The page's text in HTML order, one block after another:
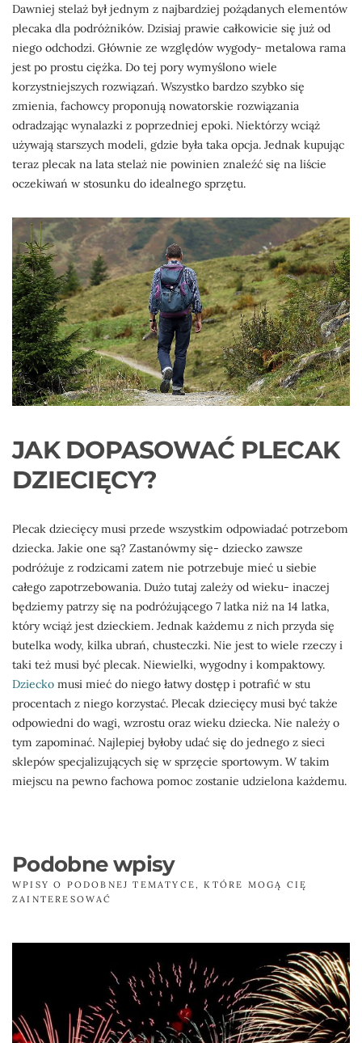
Dawniej stelaż był jednym z najbardziej pożądanych elementów
plecaka dla podróżników. Dzisiaj prawie całkowicie się już od
niego odchodzi. Głównie ze względów wygody- metalowa rama
jest po prostu ciężka. Do tej pory wymyślono wiele
korzystniejszych rozwiązań. Wszystko bardzo szybko się
zmienia, fachowcy proponują nowatorskie rozwiązania
odradzając wynalazki z poprzedniej epoki. Niektórzy wciąż
używają starszych modeli, gdzie była taka opcja. Jednak kupując
teraz plecak na lata stelaż nie powinien znaleźć się na liście
oczekiwań w stosunku do idealnego sprzętu.
JAK DOPASOWAĆ PLECAK
DZIECIĘCY?
Plecak dziecięcy musi przede wszystkim odpowiadać potrzebom
dziecka. Jakie one są? Zastanówmy się- dziecko zawsze
podróżuje z rodzicami zatem nie potrzebuje mieć u siebie
całego zapotrzebowania. Dużo tutaj zależy od wieku- inaczej
będziemy patrzy się na podróżującego 7 latka niż na 14 latka,
który wciąż jest dzieckiem. Jednak każdemu z nich przyda się
butelka wody, kilka ubrań, chusteczki. Nie jest to wiele rzeczy i
taki też musi być plecak. Niewielki, wygodny i kompaktowy.
Dziecko musi mieć do niego łatwy dostęp i potrafić w stu
procentach z niego korzystać. Plecak dziecięcy musi być także
odpowiedni do wagi, wzrostu oraz wieku dziecka. Nie należy o
tym zapominać. Najlepiej byłoby udać się do jednego z sieci
sklepów specjalizujących się w sprzęcie sportowym. W takim
miejscu na pewno fachowa pomoc zostanie udzielona każdemu.
Podobne wpisy
WPISY O PODOBNEJ TEMATYCE, KTÓRE MOGĄ CIĘ
ZAINTERESOWAĆ